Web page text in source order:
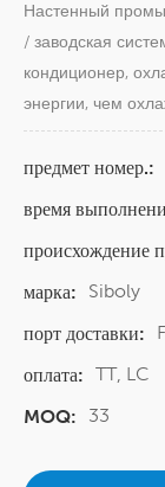
Настенный
/ заводская
кондиционер,
энергии, чем
предмет номер.:
время
происхождение
марка:
Siboly
порт доставки:
оплата: TT, LC
MOQ:
33